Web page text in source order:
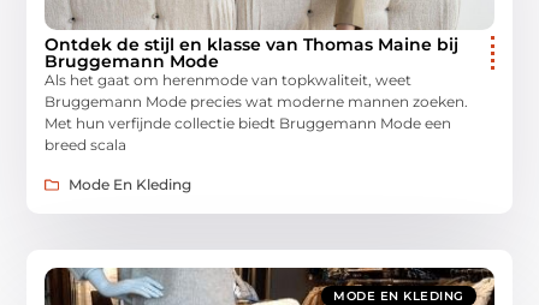
Ontdek de stijl en klasse van Thomas Maine bij
Bruggemann Mode
Als het gaat om herenmode van topkwaliteit, weet
Bruggemann Mode precies wat moderne mannen zoeken.
Met hun verfijnde collectie biedt Bruggemann Mode een
breed scala
Mode En Kleding
MODE EN KLEDING